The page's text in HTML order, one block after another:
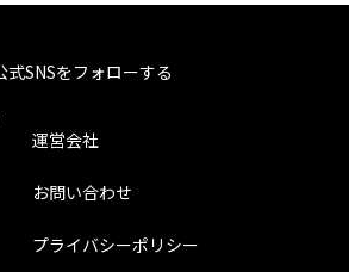
式SNSをフォローする
運営会社
お問い合わせ
プライバシーポリシー